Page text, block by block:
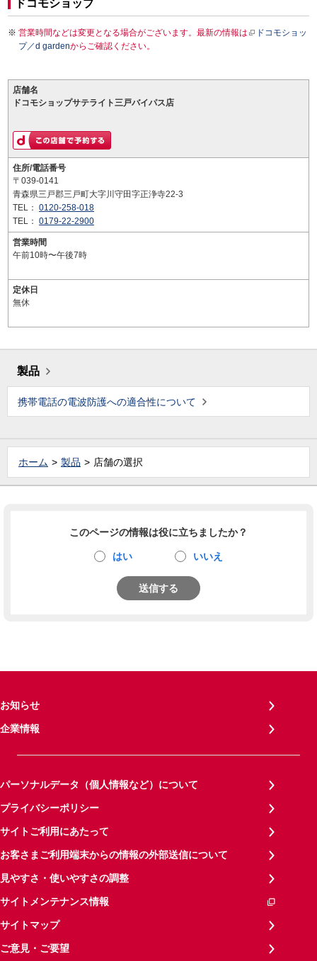
ドコモショップ
営業時間などは変更となる場合がございます。最新の情報は
ドコモショッ
プ／d gardenからご確認ください。
店舗名
ドコモショップサテライト三戸バイパス店
住所/電話番号
〒039-0141
青森県三戸郡三戸町大字川守田字正浄寺22-3
TEL： 0120-258-018
TEL： 0179-22-2900
営業時間
午前10時〜午後7時
定休日
無休
製品
携帯電話の電波防護への適合性について
ホーム 製品 店舗の選択
このページの情報は役に立ちましたか？
はい いいえ
送信する
お知らせ
企業情報
パーソナルデータ（個人情報など）について
プライバシーポリシー
サイトご利用にあたって
お客さまご利用端末からの情報の外部送信について
見やすさ・使いやすさの調整
サイトメンテナンス情報
サイトマップ
ご意見・ご要望